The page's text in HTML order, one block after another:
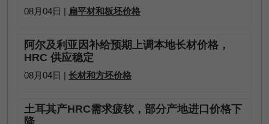
08月04日 | 扁平材和板坯价格
阿尔及利亚因补给预期上调本地长材价格，
HRC 供应稳定
08月04日 | 长材和方坯价格
土耳其产HRC需求疲软，部分产地进口价格下
降